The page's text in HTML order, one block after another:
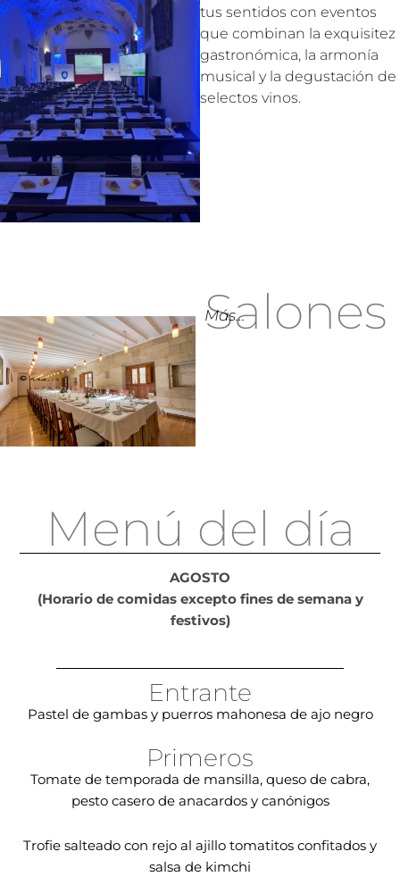
tus sentidos con eventos
que combinan la exquisitez
gastronómica, la armonía
musical y la degustación de
selectos vinos.
Salones
Más…
Menú del día
AGOSTO
(Horario de comidas excepto fines de semana y
festivos)
Entrante
Pastel de gambas y puerros mahonesa de ajo negro
Primeros
Tomate de temporada de mansilla, queso de cabra,
pesto casero de anacardos y canónigos
Trofie salteado con rejo al ajillo tomatitos confitados y
salsa de kimchi